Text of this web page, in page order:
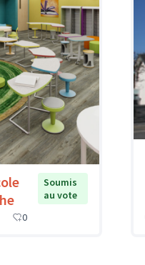
Soumis
au vote
0